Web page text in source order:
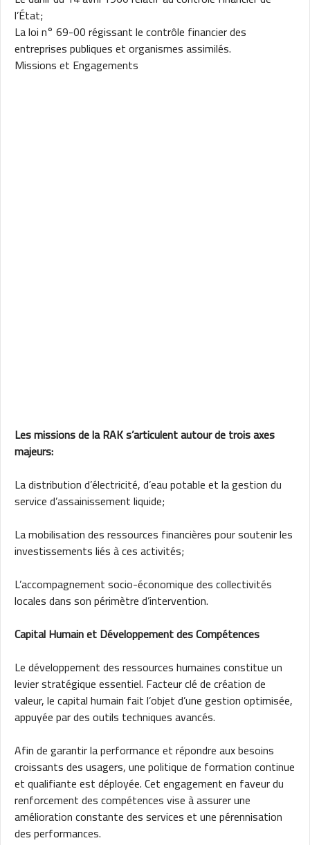
l’État;
La loi n° 69-00 régissant le contrôle financier des
entreprises publiques et organismes assimilés.
Missions et Engagements
Les missions de la RAK s’articulent autour de trois axes
majeurs:
La distribution d’électricité, d’eau potable et la gestion du
service d’assainissement liquide;
La mobilisation des ressources financières pour soutenir les
investissements liés à ces activités;
L’accompagnement socio-économique des collectivités
locales dans son périmètre d’intervention.
Capital Humain et Développement des Compétences
Le développement des ressources humaines constitue un
levier stratégique essentiel. Facteur clé de création de
valeur, le capital humain fait l’objet d’une gestion optimisée,
appuyée par des outils techniques avancés.
Afin de garantir la performance et répondre aux besoins
croissants des usagers, une politique de formation continue
et qualifiante est déployée. Cet engagement en faveur du
renforcement des compétences vise à assurer une
amélioration constante des services et une pérennisation
des performances.